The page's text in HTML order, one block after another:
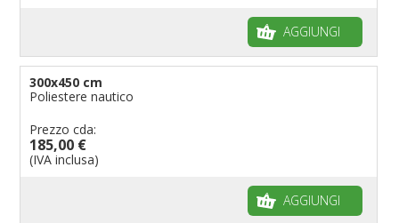
AGGIUNGI
300x450 cm
Poliestere nautico
Prezzo cda:
185,00 €
(IVA inclusa)
AGGIUNGI